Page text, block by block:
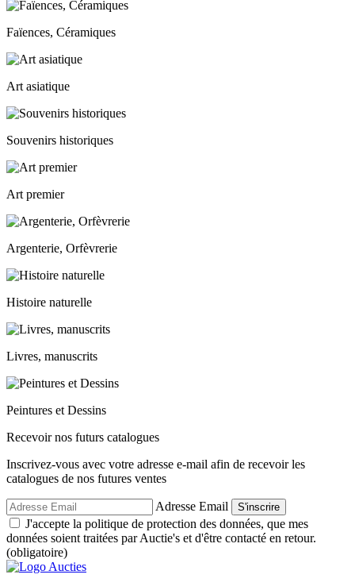
Faïences, Céramiques
Art asiatique
Souvenirs historiques
Art premier
Argenterie, Orfèvrerie
Histoire naturelle
Livres, manuscrits
Peintures et Dessins
Recevoir nos futurs catalogues
Inscrivez-vous avec votre adresse e-mail afin de recevoir les
catalogues de nos futures ventes
Adresse Email S'inscrire
J'accepte la politique de protection des données, que mes
données soient traitées par Auctie's et d'être contacté en retour.
(obligatoire)